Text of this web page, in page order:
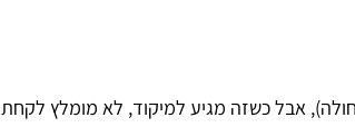
אבל כשזה מגיע למיקוד, לא מומלץ לקחת